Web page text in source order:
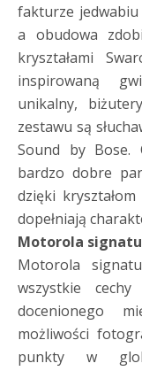
fakturze
a obudowa
kryształami
inspirowaną
unikalny,
zestawu są
Sound by Bose.
bardzo dobre
dzięki
dopełniają
Motorola
Motorola
wszystkie
docenionego
możliwości
punkty w